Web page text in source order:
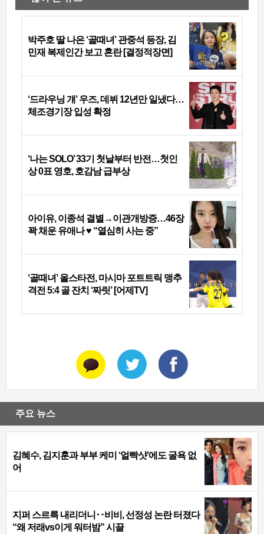
박주호 딸 나은 ‘골때녀’ 관중석 등장, 김
민재 복제인간 보고 혼란 [결정적장면]
‘드라우닝 걔’ 우즈, 데뷔 12년만 일냈다…
체조경기장 입성 확정
‘나는 SOLO’ 33기 첫날부터 반전…첫인
상 0표 영호, 호감남 급부상
아이유, 이종석 결별→이관개방증…46장
꽉 채운 유애나 ♥ “열심히 사는 중”
‘골때녀’ 올스타전, 마시마 포트트릭 맹추
격전 5:4 골 잔치 ‘짜릿’ [어제TV]
주요 뉴스
김혜수, 김지훈과 부부 케미 ‘얼빡샷’에도 굴욕 없
어
지퍼 스르륵 내리더니‥비비, 선정성 논란 터졌다
“왜 저래vs이게 워터밤” 시끌